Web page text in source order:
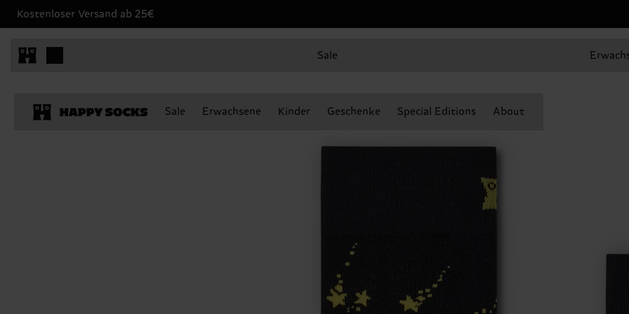
Kostenloser Versand ab 25€
Sale
Sale Erwachsene Kinder Geschenke Special Editions About